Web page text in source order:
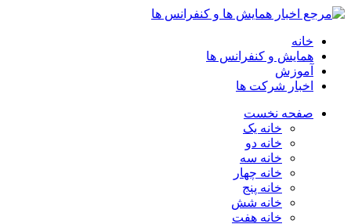
خانه
همایش و کنفرانس ها
آموزش
اخبار شرکت ها
صفحه نخست
خانه یک
خانه دو
خانه سه
خانه چهار
خانه پنج
خانه شش
خانه هفت